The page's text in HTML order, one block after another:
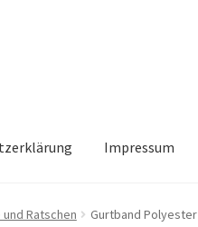
Impressum
Impressum Kasse Warenkorb
und Ratschen Gurtband Polyester